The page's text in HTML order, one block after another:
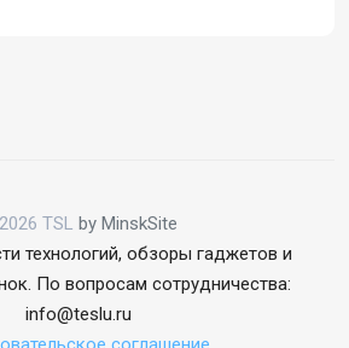
TSL by MinskSite
технологий, обзоры гаджетов и
По вопросам сотрудничества:
info@teslu.ru